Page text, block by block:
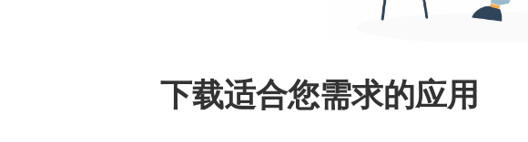
下载适合您需求的应用